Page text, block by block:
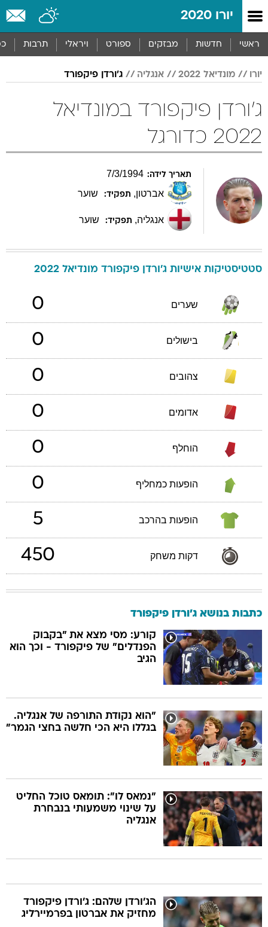
יורו 2020
ראשי חדשות מבזקים ספורט ויראלי תרבות
יורו מונדיאל 2022 אנגליה ג'ורדן פיקפורד
ג'ורדן פיקפורד במונדיאל
2022 כדורגל
תאריך לידה: 7/3/1994
אברטון, תפקיד: שוער
אנגליה, תפקיד: שוער
סטטיסטיקות אישיות ג'ורדן פיקפורד מונדיאל 2022
שערים 0
בישולים 0
צהובים 0
אדומים 0
הוחלף 0
הופעות כמחליף 0
הופעות בהרכב 5
דקות משחק 450
כתבות בנושא ג'ורדן פיקפורד
קורע: מסי מצא את "בקבוק
הפנדלים" של פיקפורד - וכך הוא
הגיב
"הוא נקודת התורפה של אנגליה.
בגללו היא הכי חלשה בחצי הגמר"
"נמאס לו": תומאס טוכל החליט
על שינוי משמעותי בנבחרת
אנגליה
הג'ורדן שלהם: ג'ורדן פיקפורד
מחזיק את אברטון בפרמיירליג